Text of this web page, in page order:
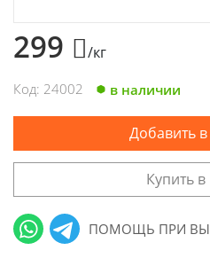
299 /кг
Код: 24002 в наличии
Добавить
Купить в
ПОМОЩЬ ПРИ